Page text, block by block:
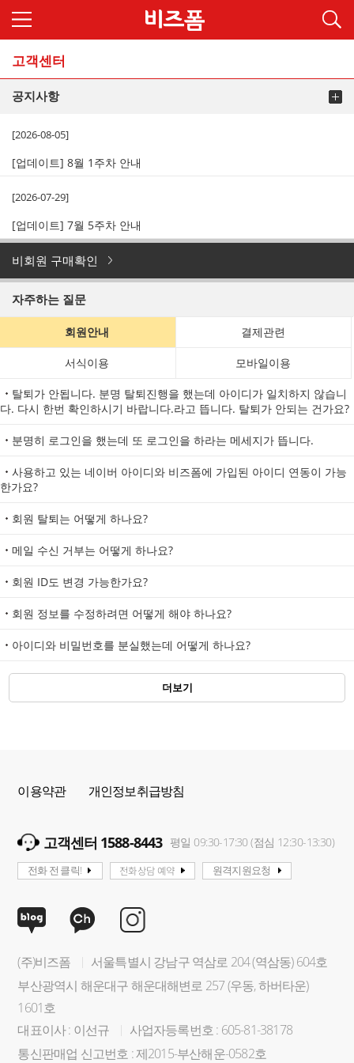
고객센터
공지사항
[2026-08-05]
[업데이트] 8월 1주차 안내
[2026-07-29]
[업데이트] 7월 5주차 안내
비회원 구매확인
자주하는 질문
회원안내 결제관련
서식이용 모바일이용
탈퇴가 안됩니다. 분명 탈퇴진행을 했는데 아이디가 일치하지 않습니
다. 다시 한번 확인하시기 바랍니다.라고 뜹니다. 탈퇴가 안되는 건가요?
분명히 로그인을 했는데 또 로그인을 하라는 메세지가 뜹니다.
사용하고 있는 네이버 아이디와 비즈폼에 가입된 아이디 연동이 가능
한가요?
회원 탈퇴는 어떻게 하나요?
메일 수신 거부는 어떻게 하나요?
회원 ID도 변경 가능한가요?
회원 정보를 수정하려면 어떻게 해야 하나요?
아이디와 비밀번호를 분실했는데 어떻게 하나요?
더보기
이용약관 개인정보취급방침
고객센터 1588-8443 평일 09:30-17:30 (점심 12:30-13:30)
전화 전 클릭! 전화상담 예약 원격지원요청
(주)비즈폼
서울특별시 강남구 역삼로 204 (역삼동) 604호
부산광역시 해운대구 해운대해변로 257 (우동, 하버타운)
1601호
대표이사 : 이선규
사업자등록번호 : 605-81-38178
통신판매업 신고번호 : 제2015-부산해운-0582호